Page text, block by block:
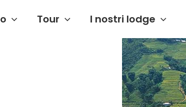
Tour I nostri lodge